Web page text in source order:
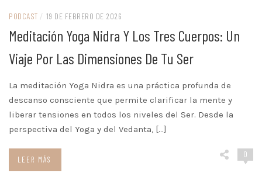
PODCAST / 19 DE FEBRERO DE 2026
Meditación Yoga Nidra Y Los Tres Cuerpos: Un
Viaje Por Las Dimensiones De Tu Ser
La meditación Yoga Nidra es una práctica profunda de
descanso consciente que permite clarificar la mente y
liberar tensiones en todos los niveles del Ser. Desde la
perspectiva del Yoga y del Vedanta, […]
0
LEER MÁS